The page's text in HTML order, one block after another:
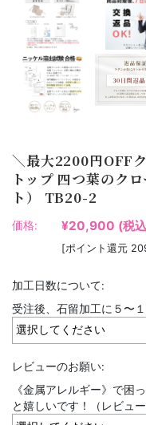
＼最大2200円OFF
トップ 四つ葉のク
ト） TB20-2
価格: ¥20,900 (税
[ポイント還元
加工日数について:
受注後、石留加工に５〜
レビューのお願い:
《金属アレルギー》で困
と嬉しいです！（レビュー